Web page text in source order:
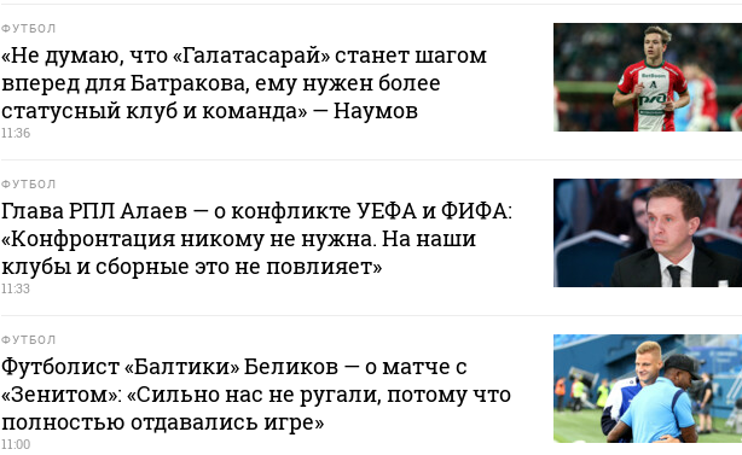
ФУТБОЛ
«Не думаю, что «Галатасарай» станет шагом
вперед для Батракова, ему нужен более
статусный клуб и команда» — Наумов
11:36
ФУТБОЛ
Глава РПЛ Алаев — о конфликте УЕФА и ФИФА:
«Конфронтация никому не нужна. На наши
клубы и сборные это не повлияет»
11:33
ФУТБОЛ
Футболист «Балтики» Беликов — о матче с
«Зенитом»: «Сильно нас не ругали, потому что
полностью отдавались игре»
11:00